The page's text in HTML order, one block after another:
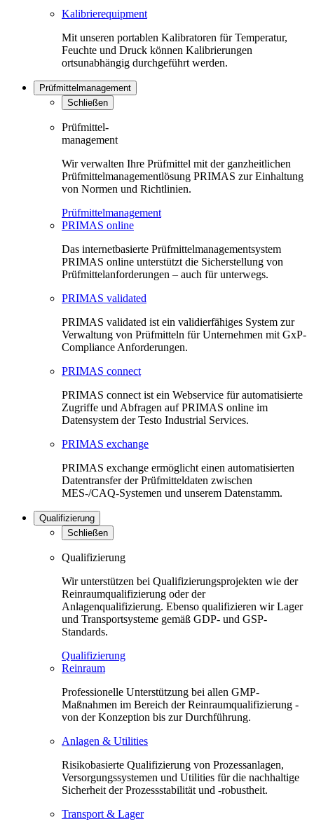
Kalibrierequipment
Mit unseren portablen Kalibratoren für Temperatur,
Feuchte und Druck können Kalibrierungen
ortsunabhängig durchgeführt werden.
Prüfmittelmanagement
Schließen
Prüfmittel-
management
Wir verwalten Ihre Prüfmittel mit der ganzheitlichen
Prüfmittelmanagementlösung PRIMAS zur Einhaltung
von Normen und Richtlinien.
Prüfmittelmanagement
PRIMAS online
Das internetbasierte Prüfmittelmanagementsystem
PRIMAS online unterstützt die Sicherstellung von
Prüfmittelanforderungen – auch für unterwegs.
PRIMAS validated
PRIMAS validated ist ein validierfähiges System zur
Verwaltung von Prüfmitteln für Unternehmen mit GxP-
Compliance Anforderungen.
PRIMAS connect
PRIMAS connect ist ein Webservice für automatisierte
Zugriffe und Abfragen auf PRIMAS online im
Datensystem der Testo Industrial Services.
PRIMAS exchange
PRIMAS exchange ermöglicht einen automatisierten
Datentransfer der Prüfmitteldaten zwischen
MES-/CAQ-Systemen und unserem Datenstamm.
Qualifizierung
Schließen
Qualifizierung
Wir unterstützen bei Qualifizierungsprojekten wie der
Reinraumqualifizierung oder der
Anlagenqualifizierung. Ebenso qualifizieren wir Lager
und Transportsysteme gemäß GDP- und GSP-
Standards.
Qualifizierung
Reinraum
Professionelle Unterstützung bei allen GMP-
Maßnahmen im Bereich der Reinraumqualifizierung -
von der Konzeption bis zur Durchführung.
Anlagen & Utilities
Risikobasierte Qualifizierung von Prozessanlagen,
Versorgungssystemen und Utilities für die nachhaltige
Sicherheit der Prozessstabilität und -robustheit.
Transport & Lager